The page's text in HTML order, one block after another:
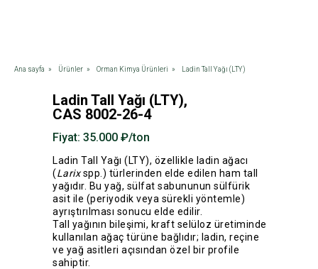
Ana sayfa » Ürünler » Orman Kimya Ürünleri » Ladin Tall Yağı (LTY)
Ladin Tall Yağı (LTY),
CAS 8002-26-4
Fiyat: 35.000 ₽/ton
Ladin Tall Yağı (LTY), özellikle ladin ağacı
(Larixspp.) türlerinden elde edilen ham tall
yağıdır. Bu yağ, sülfat sabununun sülfürik
asit ile (periyodik veya sürekli yöntemle)
ayrıştırılması sonucu elde edilir.
Tall yağının bileşimi, kraft selüloz üretiminde
kullanılan ağaç türüne bağlıdır; ladin, reçine
ve yağ asitleri açısından özel bir profile
sahiptir.